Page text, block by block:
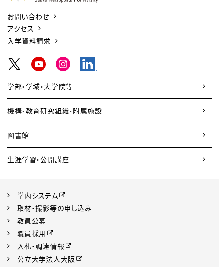
お問い合わせ
アクセス
入学資料請求
学部・学域・大学院等
機構・教育研究組織・附属施設
図書館
生涯学習・公開講座
学内システム
取材・撮影等の申し込み
教員公募
職員採用
入札・調達情報
公立大学法人大阪